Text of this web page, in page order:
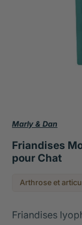
Marly & Dan
Friandises
pour Chat
Arthrose et
Friandises